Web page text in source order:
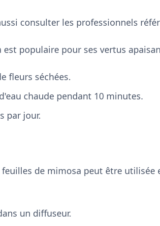
consulter les professionnels
populaire pour ses vertus
fleurs séchées.
chaude pendant 10 minutes.
par jour.
de mimosa peut être
un diffuseur.